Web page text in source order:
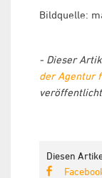
Bildquelle:
- Dieser
der Agentur
Diesen